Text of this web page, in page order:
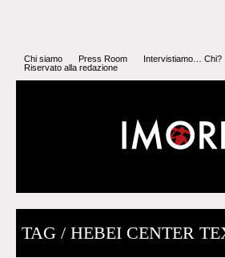
Chi siamo Press Room Intervistiamo… Chi?
Riservato alla redazione
TAG / HEBEI CENTER